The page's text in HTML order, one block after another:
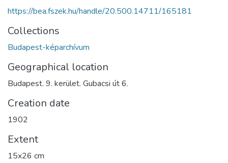
https://bea.fszek.hu/handle/20.500.14711/165181
Collections
Budapest-képarchívum
Geographical location
Budapest. 9. kerület. Gubacsi út 6.
Creation date
1902
Extent
15x26 cm